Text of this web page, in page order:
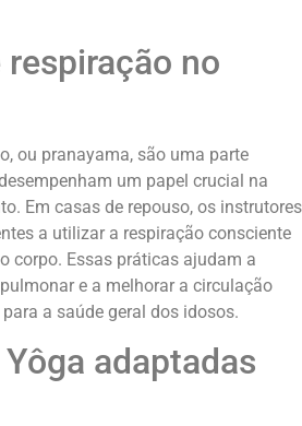
no
ou pranayama, são uma parte
um papel crucial na
Em casas de repouso, os instrutores
a utilizar a respiração consciente
corpo. Essas práticas ajudam a
e a melhorar a circulação
a saúde geral dos idosos.
adaptadas